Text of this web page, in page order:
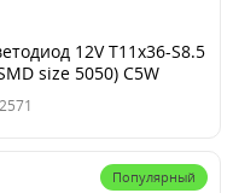
12V T11x36-S8.5
size 5050) C5W
0.72W 36lm TM
YADA
Популярный